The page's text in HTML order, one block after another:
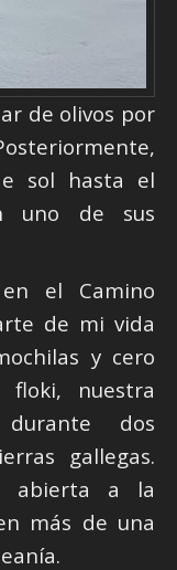
de olivos por
sol hasta el
uno de sus
el Camino
de mi vida
y cero
nuestra
dos
gallegas.
abierta a la
más de una